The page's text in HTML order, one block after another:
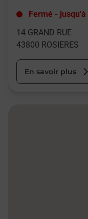
Fermé - jusqu'à
14 GRAND RUE
43800 ROSIERES
En savoir plus